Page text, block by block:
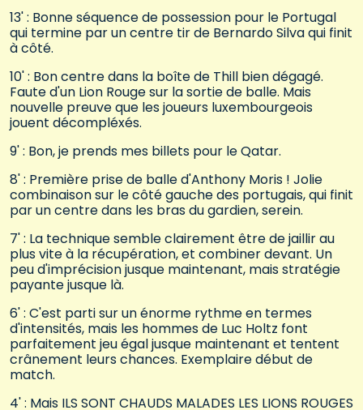
13' : Bonne séquence de possession pour le Portugal
qui termine par un centre tir de Bernardo Silva qui finit
à côté.
10' : Bon centre dans la boîte de Thill bien dégagé.
Faute d'un Lion Rouge sur la sortie de balle. Mais
nouvelle preuve que les joueurs luxembourgeois
jouent décompléxés.
9' : Bon, je prends mes billets pour le Qatar.
8' : Première prise de balle d'Anthony Moris ! Jolie
combinaison sur le côté gauche des portugais, qui finit
par un centre dans les bras du gardien, serein.
7' : La technique semble clairement être de jaillir au
plus vite à la récupération, et combiner devant. Un
peu d'imprécision jusque maintenant, mais stratégie
payante jusque là.
6' : C'est parti sur un énorme rythme en termes
d'intensités, mais les hommes de Luc Holtz font
parfaitement jeu égal jusque maintenant et tentent
crânement leurs chances. Exemplaire début de
match.
4' : Mais ILS SONT CHAUDS MALADES LES LIONS ROUGES